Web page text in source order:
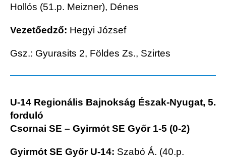
Hollós (51.p. Meizner), Dénes
Vezetőedző: Hegyi József
Gsz.: Gyurasits 2, Földes Zs., Szirtes
U-14 Regionális Bajnokság Észak-Nyugat, 5.
forduló
Csornai SE – Gyirmót SE Győr 1-5 (0-2)
Gyirmót SE Győr U-14: Szabó Á. (40.p.